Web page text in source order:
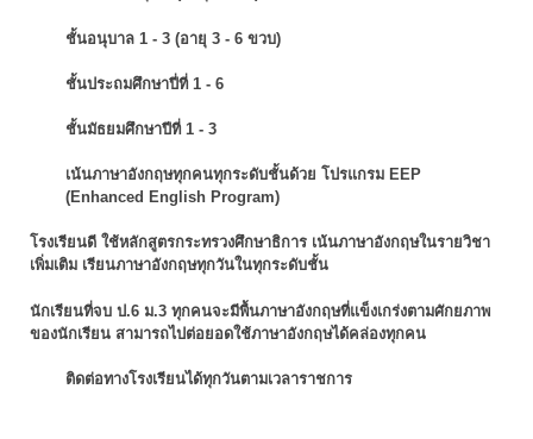
ชั้นอนุบาล 1 - 3 (อายุ 3 - 6 ขวบ)
ชั้นประถมศึกษาปี่ที่ 1 - 6
ชั้นมัธยมศึกษาปีที่ 1 - 3
เน้นภาษาอังกฤษทุกคนทุกระดับชั้นด้วย โปรแกรม EEP
(Enhanced English Program)
โรงเรียนดี ใช้หลักสูตรกระทรวงศึกษาธิการ เน้นภาษาอังกฤษในรายวิชา
เพิ่มเติม เรียนภาษาอังกฤษทุกวันในทุกระดับชั้น
นักเรียนที่จบ ป.6 ม.3 ทุกคนจะมีพื้นภาษาอังกฤษที่แข็งเกร่งตามศักยภาพ
ของนักเรียน สามารถไปต่อยอดใช้ภาษาอังกฤษได้คล่องทุกคน
ติดต่อทางโรงเรียนได้ทุกวันตามเวลาราชการ